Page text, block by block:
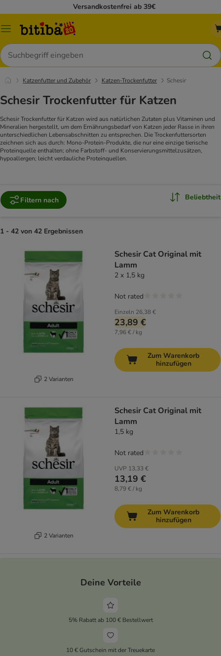
Versandkostenfrei ab 39€
Menü
Suchen
Katzenfutter und Zubehör Katzen-Trockenfutter Schesir
Schesir Trockenfutter für Katzen
Schesir Trockenfutter für Katzen wird aus natürlichen Zutaten plus Vitaminen und
Mineralien hergestellt, um dem Ernährungsbedarf von Katzen jeder Rasse in ihren
unterschiedlichen Lebensabschnitten zu entsprechen. Die Trockenfuttersorten
zeichnen sich aus durch: Mono-Protein-Produkte, die nur eine einzige tierische
Proteinquelle enthalten; ohne Farbstoff- und Konservierungsmittelzusätzen,
hypoallergen; leicht verdauliche Proteinquellen.
Filtern nach Beliebtheit
1 - 42 von 42 Ergebnissen
2 Varianten
Schesir Cat Original mit
Lamm
2 x 1,5 kg
Einzeln 26,38 €
23,89 €
7,96 € / kg
Not rated
Zum Warenkorb
hinzufügen
2 Varianten
Schesir Cat Original mit
Lamm
1,5 kg
UVP 13,33 €
13,19 €
8,79 € / kg
Not rated
Zum Warenkorb
hinzufügen
Deine Vorteile
5% Rabatt ab 100 € Bestellwert
10 € Gutschein mit der Treuekarte